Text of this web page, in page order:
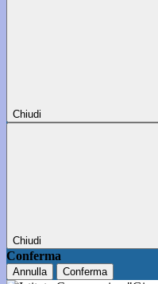
Chiudi
Chiudi
Conferma
Annulla Conferma